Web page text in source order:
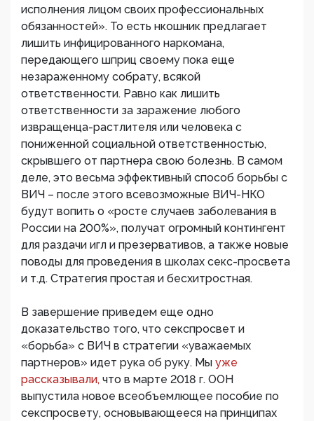
исполнения лицом своих профессиональных
обязанностей». То есть нкошник предлагает
лишить инфицированного наркомана,
передающего шприц своему пока еще
незараженному собрату, всякой
ответственности. Равно как лишить
ответственности за заражение любого
извращенца-растлителя или человека с
пониженной социальной ответственностью,
скрывшего от партнера свою болезнь. В самом
деле, это весьма эффективный способ борьбы с
ВИЧ – после этого всевозможные ВИЧ-НКО
будут вопить о «росте случаев заболевания в
России на 200%», получат огромный контингент
для раздачи игл и презервативов, а также новые
поводы для проведения в школах секс-просвета
и т.д. Стратегия простая и бесхитростная.
В завершение приведем еще одно
доказательство того, что секспросвет и
«борьба» с ВИЧ в стратегии «уважаемых
партнеров» идет рука об руку. Мы уже
рассказывали, что в марте 2018 г. ООН
выпустила новое всеобъемлющее пособие по
секспросвету, основывающееся на принципах